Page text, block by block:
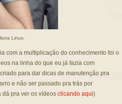
Linux.
com a multiplicação do conhecimento foi o
na linha do que eu já fazia com
para dar dicas de manutenção pra
e não ser passado pra trás por
dá pra ver os vídeos clicando aqui)